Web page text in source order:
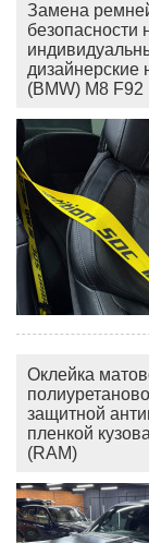
Замена
безопасности
(BMW) M8 F92
Оклейка
защитной
пленкой
(RAM)